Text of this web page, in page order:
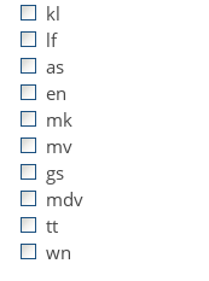
kl
lf
as
en
mk
mv
gs
mdv
tt
wn